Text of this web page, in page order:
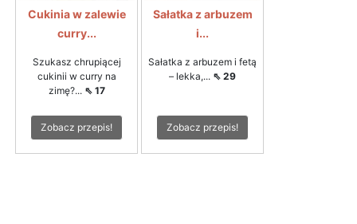
Cukinia w zalewie
curry...
Szukasz chrupiącej
cukinii w curry na
zimę?... ⇖ 17
Zobacz przepis!
Sałatka z arbuzem
i...
Sałatka z arbuzem i fetą
– lekka,... ⇖ 29
Zobacz przepis!